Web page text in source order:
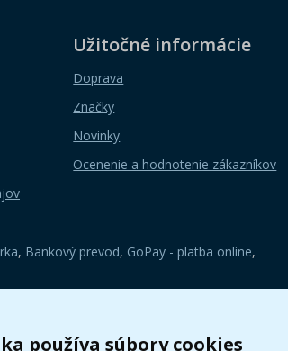
používa súbory cookies
Užitočné informácie
Doprava
Značky
Novinky
Ocenenie a hodnotenie zákazníkov
, Bankový prevod, GoPay - platba online,